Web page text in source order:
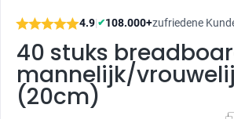
4.9|✔108.000+zufriedene
40 stuks
mannelijk/
(20cm)